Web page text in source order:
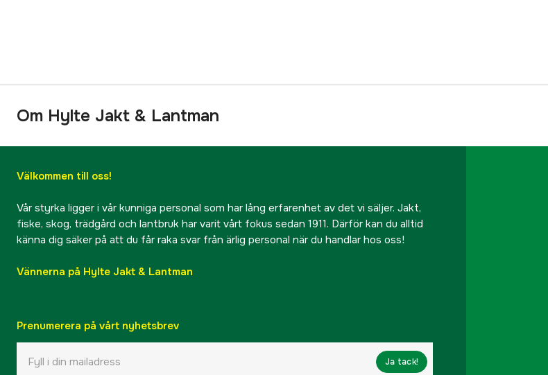
Om Hylte Jakt & Lantman
Välkommen till oss!
Vår styrka ligger i vår kunniga personal som har lång erfarenhet av det vi säljer. Jakt,
fiske, skog, trädgård och lantbruk har varit vårt fokus sedan 1911. Därför kan du alltid
känna dig säker på att du får raka svar från ärlig personal när du handlar hos oss!
Vännerna på Hylte Jakt & Lantman
Prenumerera på vårt nyhetsbrev
Ja tack!